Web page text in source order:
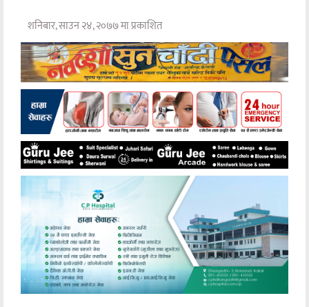
शनिबार, साउन २४, २०७७ मा प्रकाशित